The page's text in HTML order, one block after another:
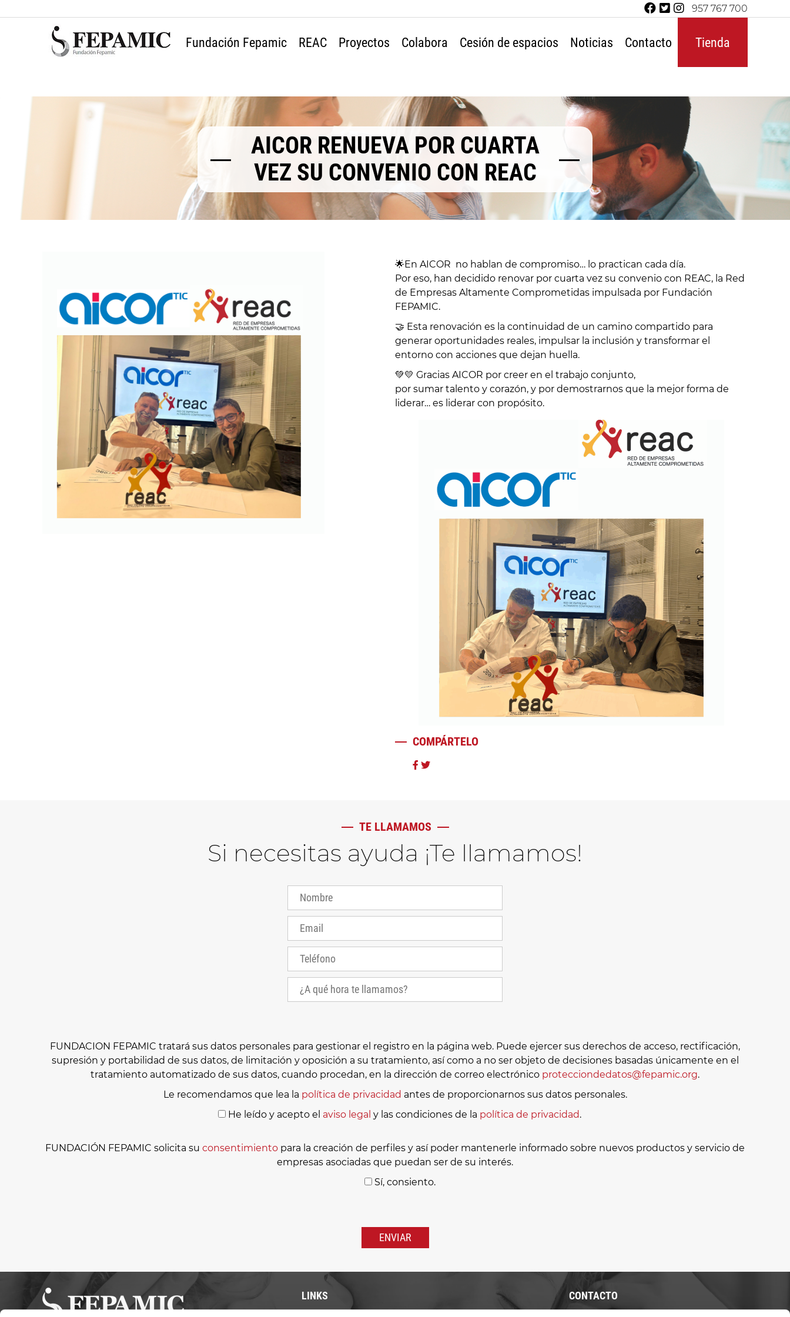
957 767 700
Fundación Fepamic REAC Proyectos Colabora Cesión de espacios Noticias Contacto Tienda
AICOR RENUEVA POR CUARTA
VEZ SU CONVENIO CON REAC
🌟En AICOR no hablan de compromiso… lo practican cada día.
Por eso, han decidido renovar por cuarta vez su convenio con REAC, la Red
de Empresas Altamente Comprometidas impulsada por Fundación
FEPAMIC.
🤝 Esta renovación es la continuidad de un camino compartido para
generar oportunidades reales, impulsar la inclusión y transformar el
entorno con acciones que dejan huella.
💚💛 Gracias AICOR por creer en el trabajo conjunto,
por sumar talento y corazón, y por demostrarnos que la mejor forma de
liderar… es liderar con propósito.
COMPÁRTELO
TE LLAMAMOS
Si necesitas ayuda ¡Te llamamos!
FUNDACION FEPAMIC tratará sus datos personales para gestionar el registro en la página web. Puede ejercer sus derechos de acceso, rectificación,
supresión y portabilidad de sus datos, de limitación y oposición a su tratamiento, así como a no ser objeto de decisiones basadas únicamente en el
tratamiento automatizado de sus datos, cuando procedan, en la dirección de correo electrónico protecciondedatos@fepamic.org.
Le recomendamos que lea la política de privacidad antes de proporcionarnos sus datos personales.
He leído y acepto el aviso legal y las condiciones de la política de privacidad.
FUNDACIÓN FEPAMIC solicita su consentimiento para la creación de perfiles y así poder mantenerle informado sobre nuevos productos y servicio de
empresas asociadas que puedan ser de su interés.
Sí, consiento.
favor,
deja
campo
LINKS CONTACTO